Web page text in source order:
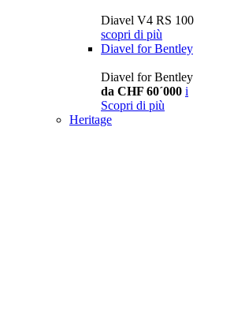
Diavel V4 RS 100
scopri di più
Diavel for Bentley
Diavel for Bentley
da CHF 60´000 i
Scopri di più
Heritage